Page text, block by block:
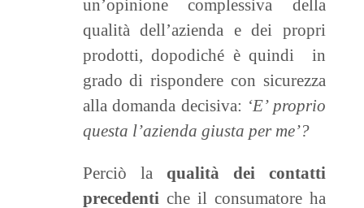
un’opinione complessiva della
qualità dell’azienda e dei propri
prodotti, dopodiché è quindi in
grado di rispondere con sicurezza
alla domanda decisiva: ‘E’ proprio
questa l’azienda giusta per me’?
Perciò la qualità dei contatti
precedentiche il consumatore ha